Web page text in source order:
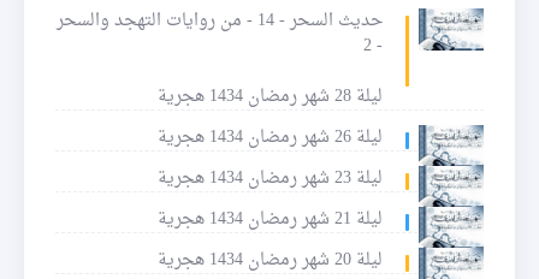
حديث السحر - 14 - من روايات التهجد والسحر
- 2
ليلة 28 شهر رمضان 1434 هجرية
ليلة 26 شهر رمضان 1434 هجرية
ليلة 23 شهر رمضان 1434 هجرية
ليلة 21 شهر رمضان 1434 هجرية
ليلة 20 شهر رمضان 1434 هجرية